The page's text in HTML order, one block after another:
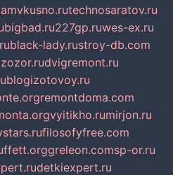
technosaratov.ru
bigbad.ru227gp.ruwes-ex.ru
black-lady.rustroy-db.com
zozor.rudvigremont.ru
blogizotovoy.ru
remontdoma.com
vyitikho.rumirjon.ru
filosofyfree.com
greleon.comsp-or.ru
detkiexpert.ru